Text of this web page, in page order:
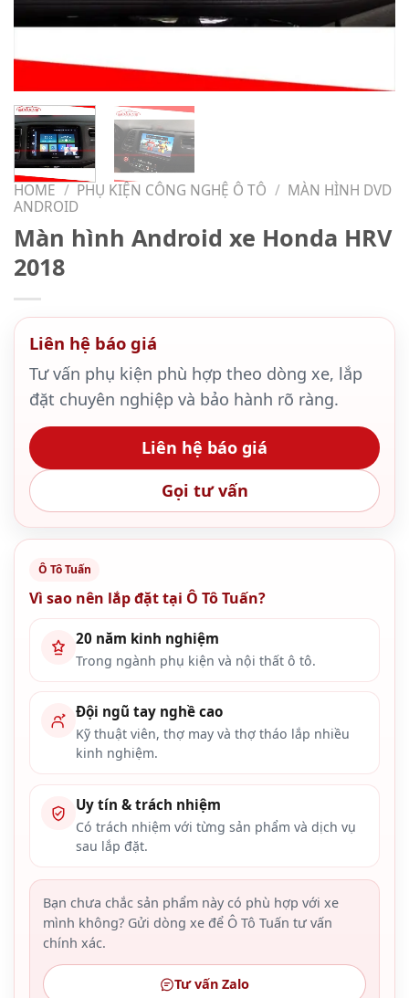
HOME / PHỤ KIỆN CÔNG NGHỆ Ô TÔ / MÀN HÌNH DVD
ANDROID
Màn hình Android xe Honda HRV
2018
Liên hệ báo giá
Tư vấn phụ kiện phù hợp theo dòng xe, lắp
đặt chuyên nghiệp và bảo hành rõ ràng.
Liên hệ báo giá
Gọi tư vấn
Ô Tô Tuấn
Vì sao nên lắp đặt tại Ô Tô Tuấn?
20 năm kinh nghiệm
Trong ngành phụ kiện và nội thất ô tô.
Đội ngũ tay nghề cao
Kỹ thuật viên, thợ may và thợ tháo lắp nhiều
kinh nghiệm.
Uy tín & trách nhiệm
Có trách nhiệm với từng sản phẩm và dịch vụ
sau lắp đặt.
Bạn chưa chắc sản phẩm này có phù hợp với xe
mình không? Gửi dòng xe để Ô Tô Tuấn tư vấn
chính xác.
Tư vấn Zalo